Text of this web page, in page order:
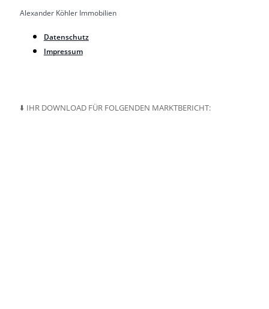
Alexander Köhler Immobilien
Datenschutz
Impressum
⬇️ IHR DOWNLOAD FÜR FOLGENDEN MARKTBERICHT: